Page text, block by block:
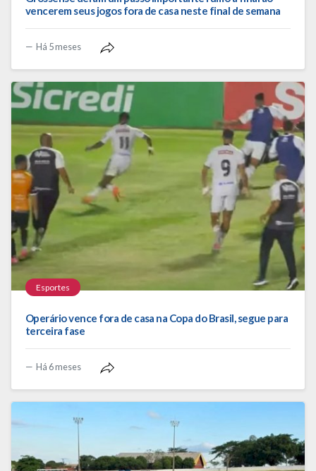
vencerem seus jogos fora de casa neste final de semana
Há 5 meses
Esportes
Operário vence fora de casa na Copa do Brasil, segue para
terceira fase
Há 6 meses